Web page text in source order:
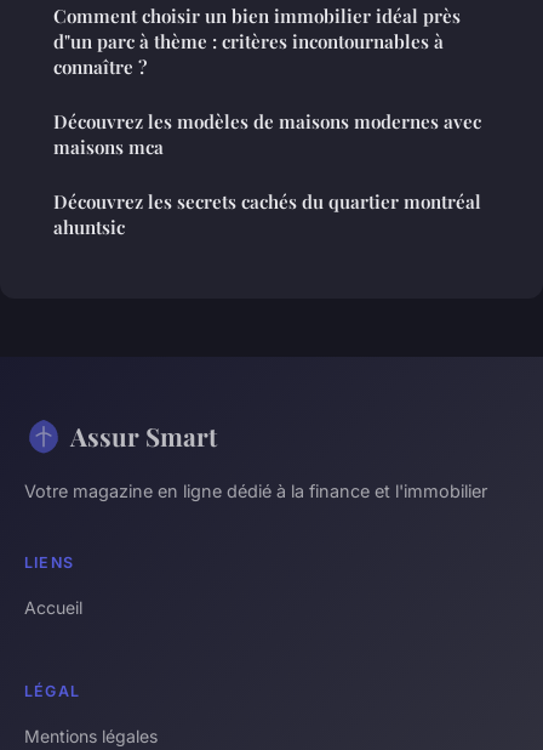
Comment choisir un bien immobilier idéal près
d"un parc à thème : critères incontournables à
connaître ?
Découvrez les modèles de maisons modernes avec
maisons mca
Découvrez les secrets cachés du quartier montréal
ahuntsic
Assur Smart
Votre magazine en ligne dédié à la finance et l'immobilier
LIENS
Accueil
LÉGAL
Mentions légales